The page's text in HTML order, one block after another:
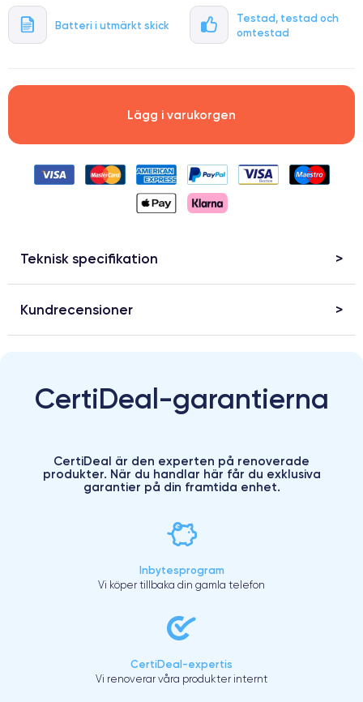
Batteri i utmärkt skick
Testad, testad och
omtestad
Lägg i varukorgen
Teknisk specifikation
Kundrecensioner
CertiDeal-garantierna
CertiDeal är den experten på renoverade
produkter. När du handlar här får du exklusiva
garantier på din framtida enhet.
Inbytesprogram
Vi köper tillbaka din gamla telefon
CertiDeal-expertis
Vi renoverar våra produkter internt